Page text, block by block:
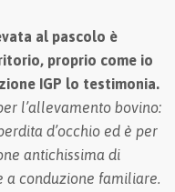
al pascolo è
proprio come io
IGP lo testimonia.
l’allevamento bovino:
d’occhio ed è per
antichissima di
conduzione familiare.